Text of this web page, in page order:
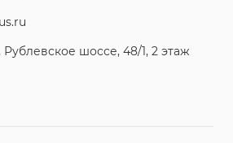
Рублевское шоссе, 48/1, 2 этаж